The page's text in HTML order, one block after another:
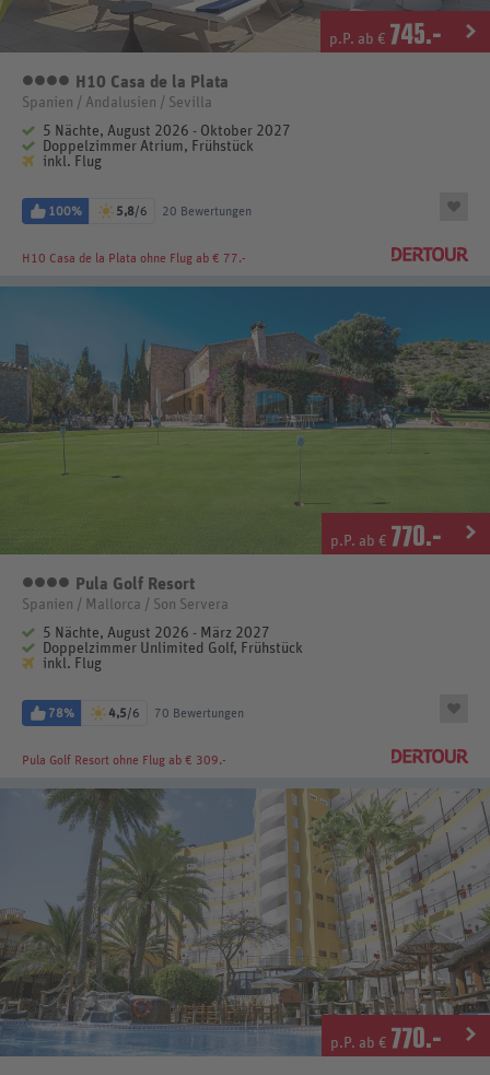
p.P. ab € 745.-
4 Sterne
H10 Casa de la Plata
Spanien / Andalusien / Sevilla
5 Nächte, August 2026 - Oktober 2027
Doppelzimmer Atrium, Frühstück
inkl. Flug
100% 5,8/6 20 Bewertungen
H10 Casa de la Plata ohne Flug ab € 77.-
p.P. ab € 770.-
4 Sterne
Pula Golf Resort
Spanien / Mallorca / Son Servera
5 Nächte, August 2026 - März 2027
Doppelzimmer Unlimited Golf, Frühstück
inkl. Flug
78% 4,5/6 70 Bewertungen
Pula Golf Resort ohne Flug ab € 309.-
p.P. ab € 770.-